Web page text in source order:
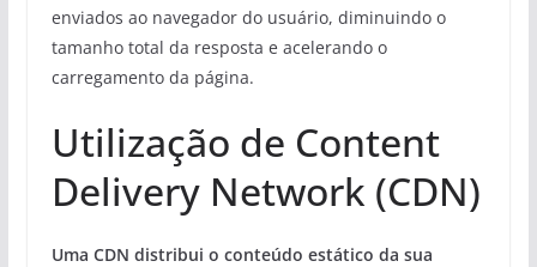
enviados ao navegador do usuário, diminuindo o
tamanho total da resposta e acelerando o
carregamento da página.
Utilização de Content
Delivery Network (CDN)
Uma CDN distribui o conteúdo estático da sua